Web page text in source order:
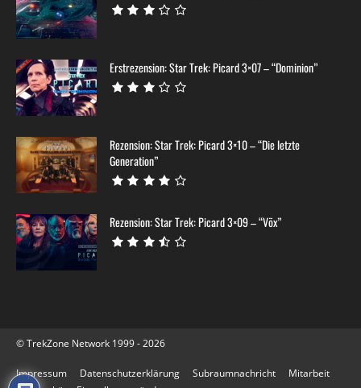
Erstrezension: Star Trek: Picard 3×07 – “Dominion”
Rezension: Star Trek: Picard 3×10 – “Die letzte
Generation”
Rezension: Star Trek: Picard 3×09 – “Võx”
© TrekZone Network 1999 - 2026
Impressum Datenschutzerklärung Subraumnachricht
Mitarbeit